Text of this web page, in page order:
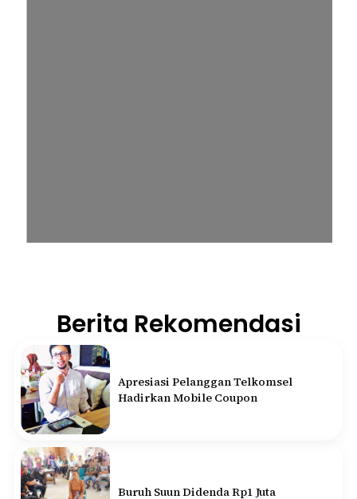
Berita Rekomendasi
Apresiasi Pelanggan Telkomsel
Hadirkan Mobile Coupon
Buruh Suun Didenda Rp1 Juta